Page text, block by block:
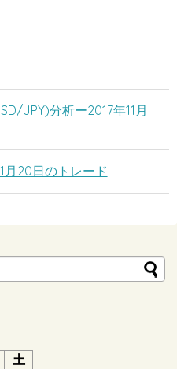
JPY)分析ー2017年11月
月20日のトレード
土